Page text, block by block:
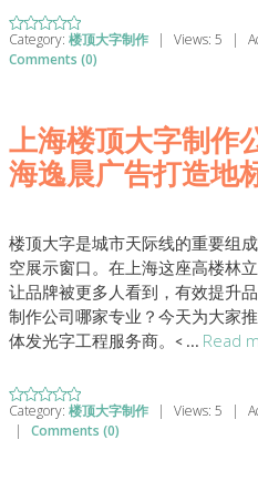
Category: 楼顶大字制作 | Views: 5 |
Comments (0)
上海楼顶大字制作
海逸晨广告打造地
楼顶大字是城市天际线的重要组
空展示窗口。在上海这座高楼林
让品牌被更多人看到，有效提升
制作公司哪家专业？今天为大家
体发光字工程服务商。 < ... Read
Category: 楼顶大字制作 | Views: 5 |
|
Comments (0)